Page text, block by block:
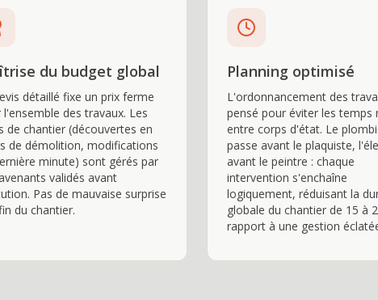
du budget global
détaillé fixe un prix ferme
l'ensemble des travaux. Les
de chantier (découvertes en
de démolition, modifications
minute) sont gérés par
validés avant
Pas de mauvaise surprise
du chantier.
Planning optimisé
L'ordonnancement des
pensé pour éviter les temps
entre corps d'état. Le
passe avant le plaquiste,
avant le peintre : chaque
intervention s'enchaîne
logiquement, réduisant la
globale du chantier de 15 à
rapport à une gestion